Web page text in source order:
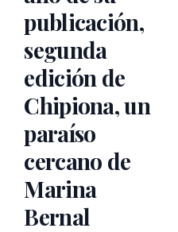
publicación,
segunda
edición de
Chipiona, un
paraíso
cercano de
Marina
Bernal